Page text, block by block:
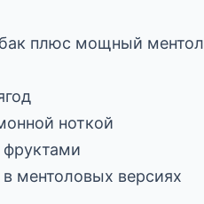
плюс мощный ментол
ноткой
ментоловых версиях